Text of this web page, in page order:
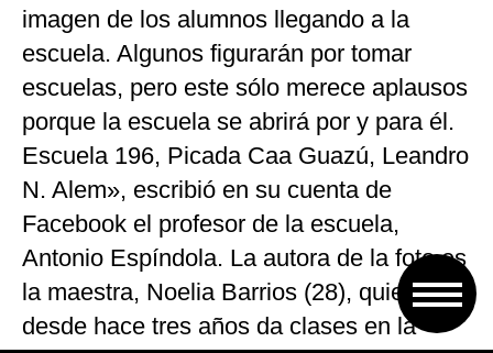
imagen de los alumnos llegando a la
escuela. Algunos figurarán por tomar
escuelas, pero este sólo merece aplausos
porque la escuela se abrirá por y para él.
Escuela 196, Picada Caa Guazú, Leandro
N. Alem», escribió en su cuenta de
Facebook el profesor de la escuela,
Antonio Espíndola. La autora de la foto es
la maestra, Noelia Barrios (28), quien
desde hace tres años da clases en la